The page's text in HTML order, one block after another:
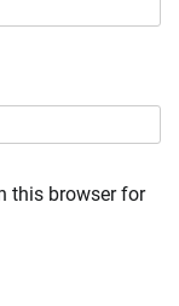
this browser for